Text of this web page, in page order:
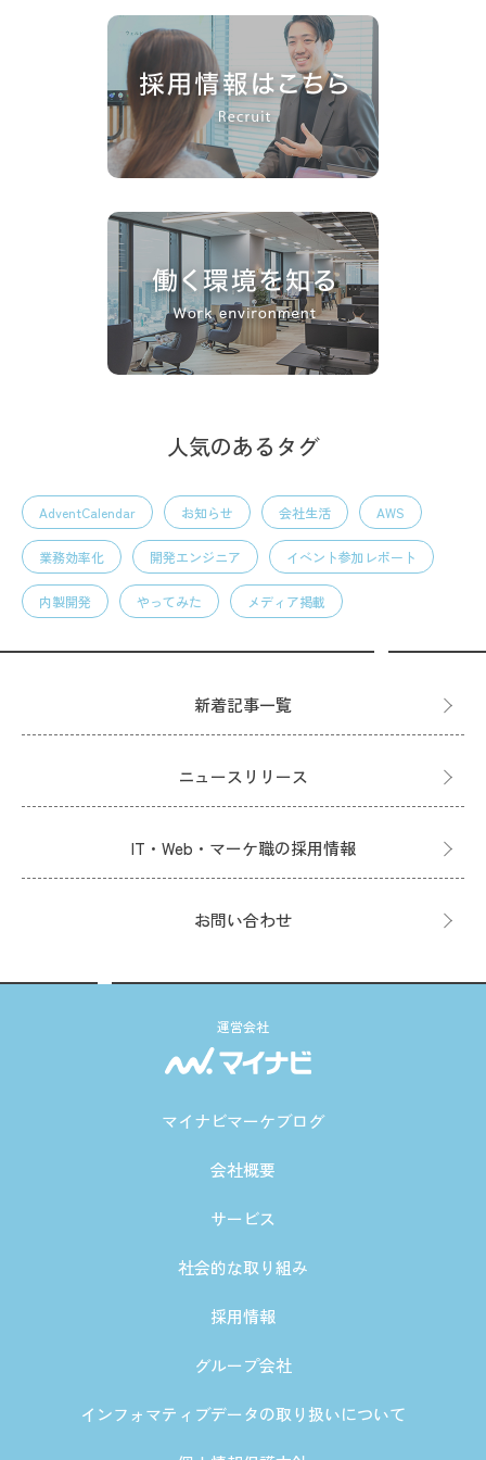
人気のあるタグ
AdventCalendar お知らせ 会社生活 AWS
業務効率化 開発エンジニア イベント参加レポート
内製開発 やってみた メディア掲載
新着記事一覧
ニュースリリース
IT・Web・マーケ職の採用情報
お問い合わせ
運営会社
マイナビマーケブログ
会社概要
サービス
社会的な取り組み
採用情報
グループ会社
インフォマティブデータの取り扱いについて